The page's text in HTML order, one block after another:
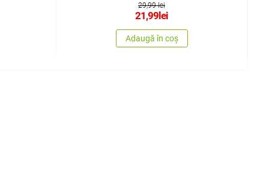
29,99 lei
21,99lei
Adaugă în coș